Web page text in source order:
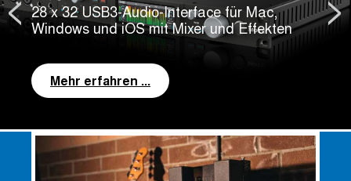
28 x 32 USB3-Audio-Interface für Mac,
Windows und iOS mit Mixer und Effekten
Mehr erfahren ...